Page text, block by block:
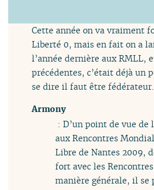
Cette année on va vraiment
Liberté 0, mais en fait on a
l’année dernière aux RMLL,
précédentes, c’était déjà un
se dire il faut être fédérateur.
Armony
: D’un point de vue de
aux Rencontres
Libre de Nantes 2009,
fort avec les
manière générale, il se